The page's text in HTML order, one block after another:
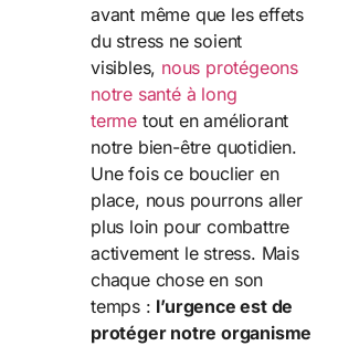
avant même que les effets
du stress ne soient
visibles, nous protégeons
notre santé à long
terme tout en améliorant
notre bien-être quotidien.
Une fois ce bouclier en
place, nous pourrons aller
plus loin pour combattre
activement le stress. Mais
chaque chose en son
temps : l’urgence est de
protéger notre organisme